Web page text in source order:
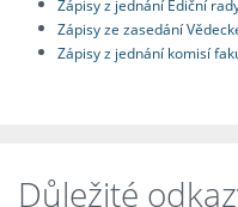
Zápisy ze zasedání
Zápisy z jednání komisí
Důležité